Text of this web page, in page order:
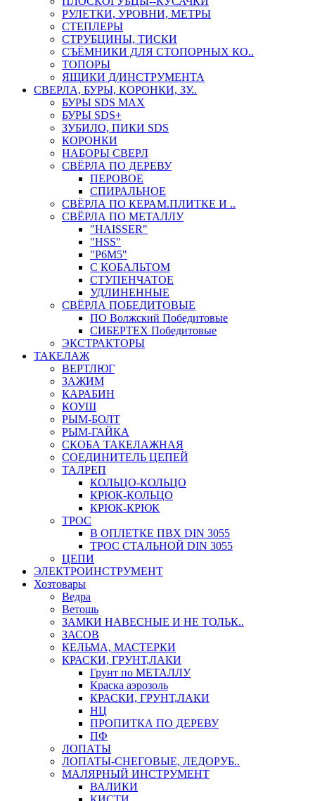
РУЛЕТКИ, УРОВНИ, МЕТРЫ
СТЕПЛЕРЫ
СТРУБЦИНЫ, ТИСКИ
СЪЁМНИКИ ДЛЯ СТОПОРНЫХ КО..
ТОПОРЫ
ЯЩИКИ Д/ИНСТРУМЕНТА
СВЕРЛА, БУРЫ, КОРОНКИ, ЗУ..
БУРЫ SDS MAX
БУРЫ SDS+
ЗУБИЛО, ПИКИ SDS
КОРОНКИ
НАБОРЫ СВЕРЛ
СВЁРЛА ПО ДЕРЕВУ
ПЕРОВОЕ
СПИРАЛЬНОЕ
СВЁРЛА ПО КЕРАМ.ПЛИТКЕ И ..
СВЁРЛА ПО МЕТАЛЛУ
"HAISSER"
"HSS"
"Р6М5"
С КОБАЛЬТОМ
СТУПЕНЧАТОЕ
УДЛИНЕННЫЕ
СВЁРЛА ПОБЕДИТОВЫЕ
ПО Волжский Победитовые
СИБЕРТЕХ Победитовые
ЭКСТРАКТОРЫ
ТАКЕЛАЖ
ВЕРТЛЮГ
ЗАЖИМ
КАРАБИН
КОУШ
РЫМ-БОЛТ
РЫМ-ГАЙКА
СКОБА ТАКЕЛАЖНАЯ
СОЕДИНИТЕЛЬ ЦЕПЕЙ
ТАЛРЕП
КОЛЬЦО-КОЛЬЦО
КРЮК-КОЛЬЦО
КРЮК-КРЮК
ТРОС
В ОПЛЕТКЕ ПВХ DIN 3055
ТРОС СТАЛЬНОЙ DIN 3055
ЦЕПИ
ЭЛЕКТРОИНСТРУМЕНТ
Хозтовары
Ведра
Ветошь
ЗАМКИ НАВЕСНЫЕ И НЕ ТОЛЬК..
ЗАСОВ
КЕЛЬМА, МАСТЕРКИ
КРАСКИ, ГРУНТ,ЛАКИ
Грунт по МЕТАЛЛУ
Краска аэрозоль
КРАСКИ, ГРУНТ,ЛАКИ
НЦ
ПРОПИТКА ПО ДЕРЕВУ
ПФ
ЛОПАТЫ
ЛОПАТЫ-СНЕГОВЫЕ, ЛЕДОРУБ..
МАЛЯРНЫЙ ИНСТРУМЕНТ
ВАЛИКИ